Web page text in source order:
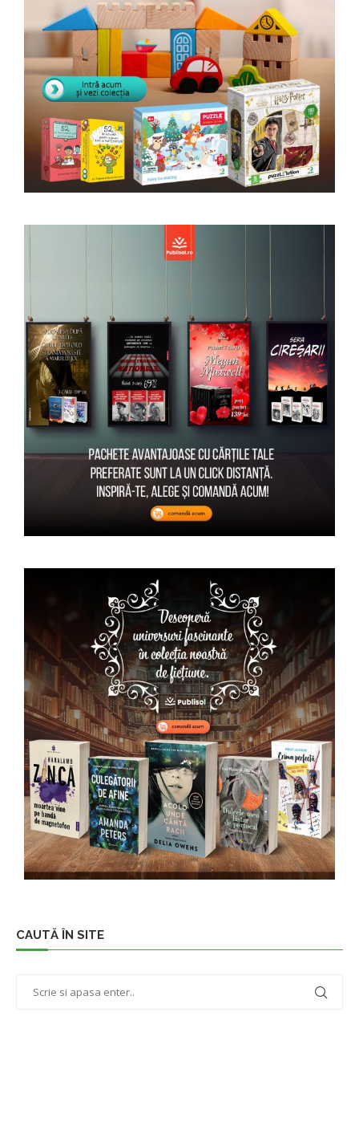
CAUTĂ ÎN SITE